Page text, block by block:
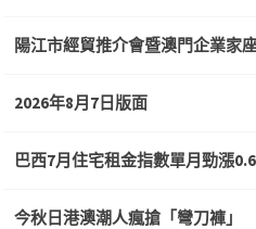
陽江市經貿推介會暨澳門企業家
2026年8月7日版面
巴西7月住宅租金指數單月勁漲
今秋日港澳潮人瘋搶「彎刀褲」